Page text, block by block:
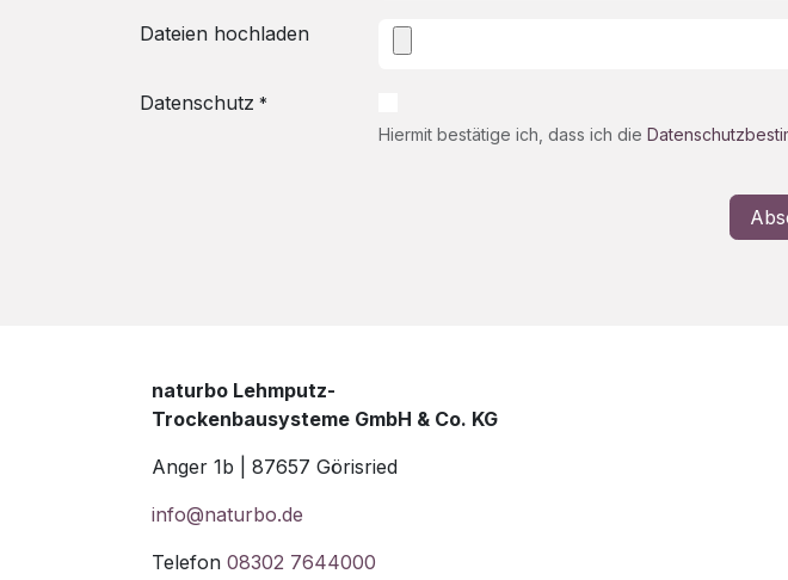
Dateien hochladen
Datenschutz *
Hiermit bestätige ich, dass ich die
naturbo Lehmputz-
Trockenbausysteme GmbH & Co. KG
Anger 1b | 87657 Görisried
info@naturbo.de
Telefon 08302 7644000